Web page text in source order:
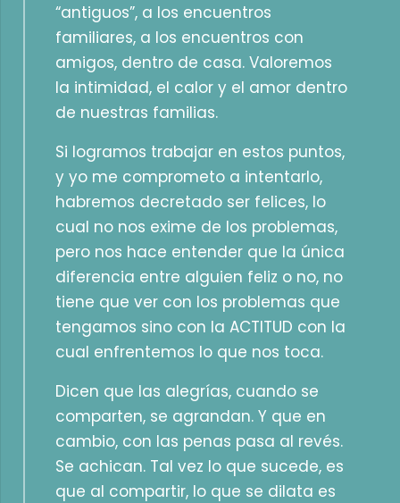
“antiguos”, a los encuentros
familiares, a los encuentros con
amigos, dentro de casa. Valoremos
la intimidad, el calor y el amor dentro
de nuestras familias.
Si logramos trabajar en estos puntos,
y yo me comprometo a intentarlo,
habremos decretado ser felices, lo
cual no nos exime de los problemas,
pero nos hace entender que la única
diferencia entre alguien feliz o no, no
tiene que ver con los problemas que
tengamos sino con la ACTITUD con la
cual enfrentemos lo que nos toca.
Dicen que las alegrías, cuando se
comparten, se agrandan. Y que en
cambio, con las penas pasa al revés.
Se achican. Tal vez lo que sucede, es
que al compartir, lo que se dilata es